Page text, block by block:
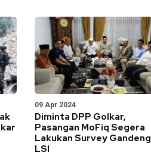
09 Apr 2024
Diminta DPP Golkar,
Pasangan MoFiq Segera
Lakukan Survey Gandeng
LSI